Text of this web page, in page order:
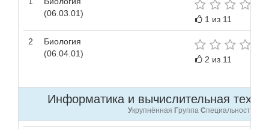
(06.03.01)
1 из 11
2
Биология
(06.04.01)
2 из 11
Информатика и вычислительная
Укрупнённая Группа Специальностей